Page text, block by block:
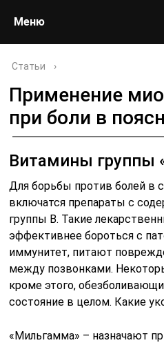
Меню
Статьи ›
Применение
при боли в
Витамины группы
Для борьбы против болей в
включатся препараты с
группы В. Такие
эффективнее бороться с
иммунитет, питают
между позвонками.
кроме этого,
состояние в целом. Какие
«Мильгамма» – назначают